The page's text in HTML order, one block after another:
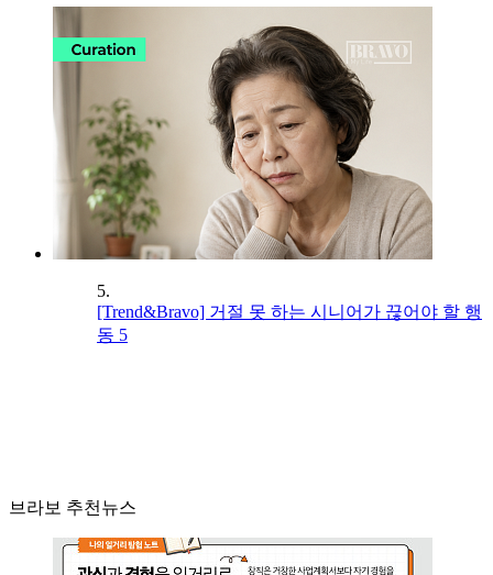
5.
[Trend&Bravo] 거절 못 하는 시니어가 끊어야 할 행
동 5
브라보 추천뉴스